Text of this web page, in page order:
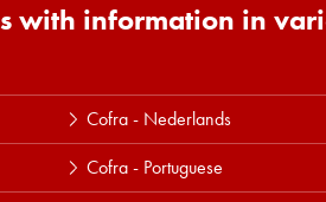
with information in
Cofra - Nederlands
Cofra - Portuguese